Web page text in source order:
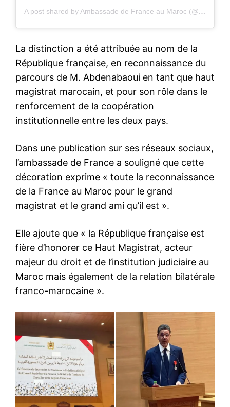
A post shared by Ambassade de France au Maroc (@lafranceaumaroc)
La distinction a été attribuée au nom de la
République française, en reconnaissance du
parcours de M. Abdenabaoui en tant que haut
magistrat marocain, et pour son rôle dans le
renforcement de la coopération
institutionnelle entre les deux pays.
Dans une publication sur ses réseaux sociaux,
l’ambassade de France a souligné que cette
décoration exprime « toute la reconnaissance
de la France au Maroc pour le grand
magistrat et le grand ami qu’il est ».
Elle ajoute que « la République française est
fière d’honorer ce Haut Magistrat, acteur
majeur du droit et de l’institution judiciaire au
Maroc mais également de la relation bilatérale
franco-marocaine ».